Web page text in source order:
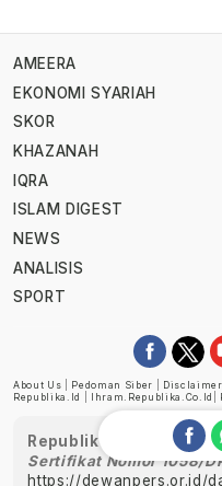
AMEERA
EKONOMI SYARIAH
SKOR
KHAZANAH
IQRA
ISLAM DIGEST
NEWS
ANALISIS
SPORT
About Us Pedoman Siber
Disclaimer
Republika.id
Ihram.republika.co.id
Republika telah
Sertifikat Nomor 1058/
https://dewanpers.or.id/